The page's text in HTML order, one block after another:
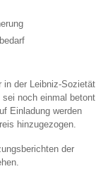
in der Leibniz-Sozietät
noch einmal betont
Einladung werden
hinzugezogen.
der